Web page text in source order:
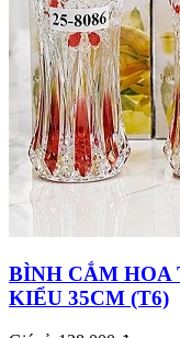
BÌNH CẮM HOA
KIỂU 35CM (T6)